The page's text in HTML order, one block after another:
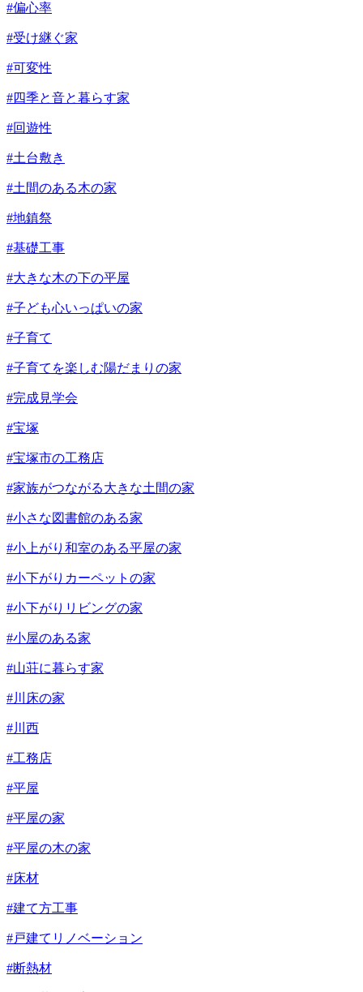
#偏心率
#受け継ぐ家
#可変性
#四季と音と暮らす家
#回遊性
#土台敷き
#土間のある木の家
#地鎮祭
#基礎工事
#大きな木の下の平屋
#子ども心いっぱいの家
#子育て
#子育てを楽しむ陽だまりの家
#完成見学会
#宝塚
#宝塚市の工務店
#家族がつながる大きな土間の家
#小さな図書館のある家
#小上がり和室のある平屋の家
#小下がりカーペットの家
#小下がりリビングの家
#小屋のある家
#山荘に暮らす家
#川床の家
#川西
#工務店
#平屋
#平屋の家
#平屋の木の家
#床材
#建て方工事
#戸建てリノベーション
#断熱材